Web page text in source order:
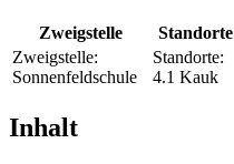
Zweigstelle Standorte
Zweigstelle:
Sonnenfeldschule
Standorte:
4.1 Kauk
Inhalt